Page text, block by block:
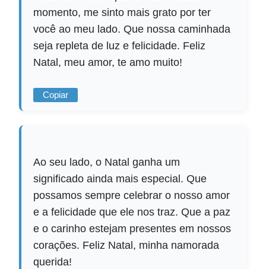
momento, me sinto mais grato por ter
você ao meu lado. Que nossa caminhada
seja repleta de luz e felicidade. Feliz
Natal, meu amor, te amo muito!
Copiar
Ao seu lado, o Natal ganha um
significado ainda mais especial. Que
possamos sempre celebrar o nosso amor
e a felicidade que ele nos traz. Que a paz
e o carinho estejam presentes em nossos
corações. Feliz Natal, minha namorada
querida!